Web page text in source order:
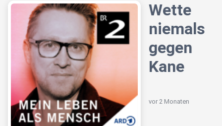
Wette
niemals
gegen
Kane
vor 2 Monaten